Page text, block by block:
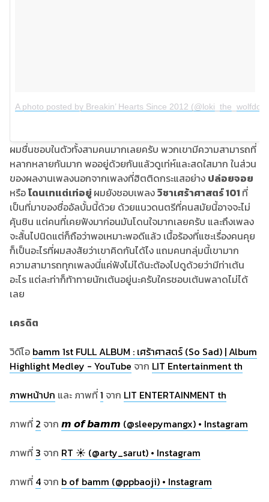
A photo posted by Breakin’ Hearts Since 2012 (@loki_the_wolfdog)
ผมชื่นชอบในตัวทั้งสามคนมากเลยครับ พวกเขามีความสามารถที่
หลากหลายกันมาก พออยู่ด้วยกันแล้วดูเท่ห์และสดใสมาก ในส่วน
ของผลงานเพลงนอกจากเพลงที่ฮิตติดกระแสอย่าง ปล่อยจอย
หรือโดนเทแต่เท่อยู่ ผมยังชอบเพลงวิชาเศร้าศาสตร์ 101 ที่
เป็นที่มาของชื่ออัลบั้มนี้ด้วย ด้วยแนวดนตรีที่คนสมัยนี้อาจจะไม่
คุ้นชิน แต่คนที่เคยฟังมาก่อนมันโดนใจมากเลยครับ และถึงเพลง
จะสั้นไปนิดแต่ก็ถือว่าพอเหมาะพอดีแล้ว เนื้อร้องที่แซะเรื่องคนคุย
ก็เป็นอะไรที่ผมสงสัยว่าเขาคิดกันได้ไง แถมคนกลุ่มนี้เขามาก
ความสามารถทุกเพลงนี่แค่ฟังไม่ได้นะต้องไปดูด้วยว่ามีท่าเต้น
อะไร แต่ละท่าก็ท้าทายนักเต้นอยู่นะครับใครชอบเต้นพลาดไม่ได้
เลย
เครดิต
วิดีโอ bamm 1st FULL ALBUM : เศร้าศาสตร์ (So Sad) | Album
Highlight Medley - YouTube จาก LIT Entertainment th
ภาพหน้าปก และ ภาพที่1 จาก LIT ENTERTAINMENT th
ภาพที่ 2 จาก 𝙢 𝙤𝙛 𝙗𝙖𝙢𝙢 (@sleepymangx) • Instagram
ภาพที่ 3 จาก RT ☀️ (@arty_sarut) • Instagram
ภาพที่ 4จาก b of bamm (@ppbaoji) • Instagram